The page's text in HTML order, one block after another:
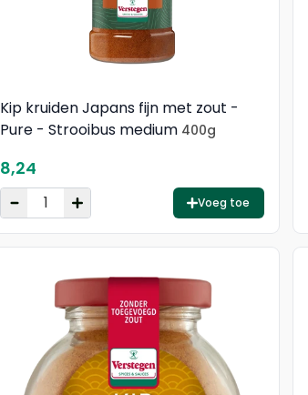
Kip kruiden Japans fijn met zout -
Pure - Strooibus medium 400g
8,24
Voeg toe